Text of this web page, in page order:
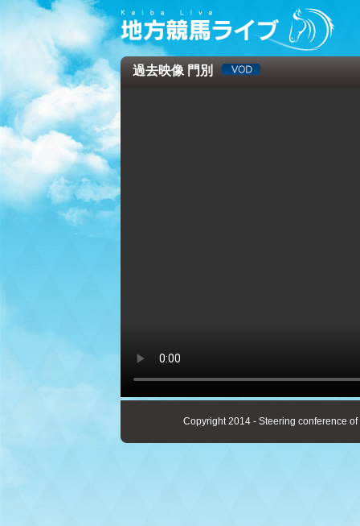
過去映像 門別
Copyright 2014 - Steering conference